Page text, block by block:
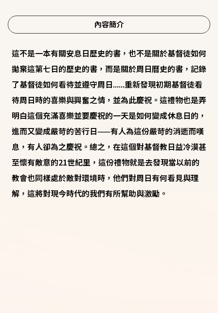
內容簡介
這不是一本有關安息日歷史的書，也不是關於基督徒如何
拋棄這第七日的歷史的書，而是關於周日曆史的書，記錄
了基督徒如何看待並遵守周日......重新發現初期基督徒看
待周日時的喜樂與興奮之情，並為此慶祝。這禮物也是弄
明白這個充滿喜樂並要慶祝的一天是如何變成休息日的，
進而又變成嚴苛的苦行日——有人為這份嚴苛的消逝而嘆
息，有人卻為之慶祝。總之，在這個對基督教日益冷漠甚
至懷有敵意的21世紀里，這份禮物就是去發現當以前的
教會也同樣處於敵對環境時，他們對周日有何看見與理
解，這將對現今時代的我們有所幫助與激勵。